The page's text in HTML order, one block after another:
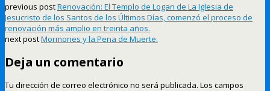
previous postRenovación: El Templo de Logan de La Iglesia de
Jesucristo de los Santos de los Últimos Días, comenzó el proceso de
renovación más amplio en treinta años.
next postMormones y la Pena de Muerte.
Deja un comentario
Tu dirección de correo electrónico no será publicada. Los campos